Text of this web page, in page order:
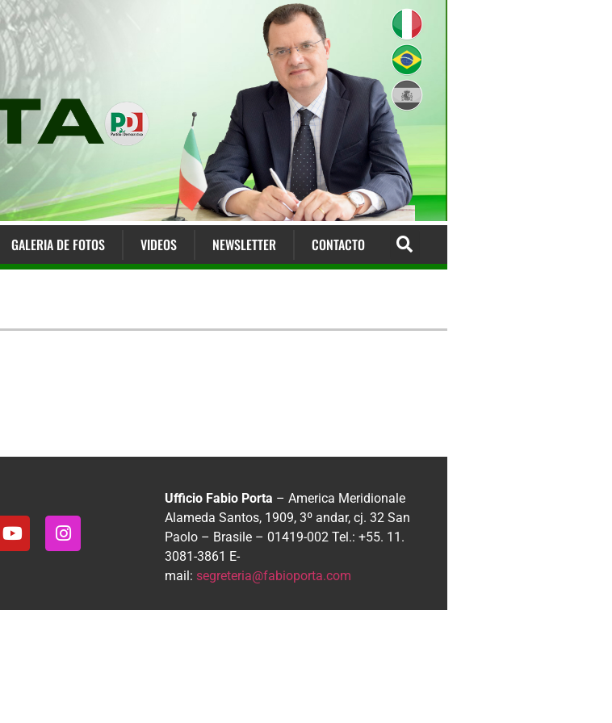
GALERIA DE FOTOS VIDEOS NEWSLETTER CONTACTO
Ufficio Fabio Porta – America Meridionale
Alameda Santos, 1909, 3º andar, cj. 32 San
Paolo – Brasile – 01419-002 Tel.: +55. 11.
3081-3861 E-
mail: segreteria@fabioporta.com